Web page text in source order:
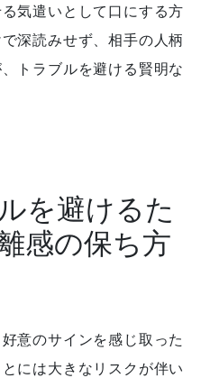
気遣いとして口にする方
深読みせず、相手の人柄
トラブルを避ける賢明な
を避けるた
感の保ち方
意のサインを感じ取った
には大きなリスクが伴い